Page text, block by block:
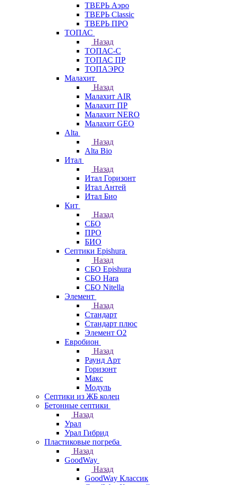
ТВЕРЬ Аэро
ТВЕРЬ Classic
ТВЕРЬ ПРО
ТОПАС
Назад
ТОПАС-С
ТОПАС ПР
ТОПАЭРО
Малахит
Назад
Малахит AIR
Малахит ПР
Малахит NERO
Малахит GEO
Alta
Назад
Alta Bio
Итал
Назад
Итал Горизонт
Итал Антей
Итал Био
Кит
Назад
СБО
ПРО
БИО
Септики Epishura
Назад
СБО Epishura
СБО Hara
СБО Nitella
Элемент
Назад
Стандарт
Стандарт плюс
Элемент О2
Евробион
Назад
Раунд Арт
Горизонт
Макс
Модуль
Септики из ЖБ колец
Бетонные септики
Назад
Урал
Урал Гибрид
Пластиковые погреба
Назад
GoodWay
Назад
GoodWay Классик